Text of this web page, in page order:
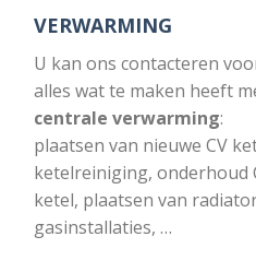
VERWARMING
U kan ons contacteren
alles wat te maken heeft
centrale verwarming:
plaatsen van nieuwe CV
ketelreiniging, onderhoud
ketel, plaatsen van
gasinstallaties, …